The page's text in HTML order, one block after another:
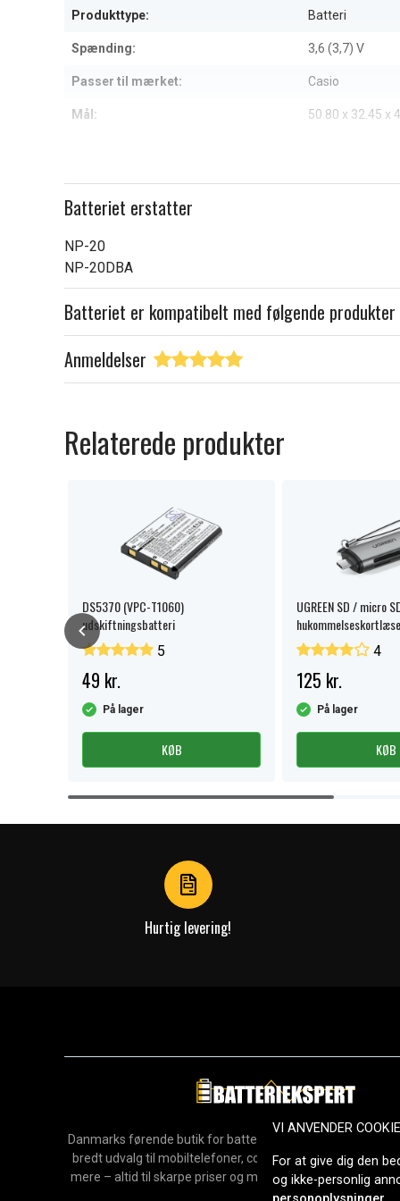
Produkttype: Batteri
Spænding: 3,6 (3,7) V
Passer til mærket: Casio
Mål: 50.80 x 32.45 x
Batteriet erstatter
NP-20
NP-20DBA
Batteriet er kompatibelt med følgende produkter
Anmeldelser
Relaterede produkter
DS5370 (VPC-T1060)
udskiftningsbatteri
5
49 kr.
På lager
KØB
UGREEN SD / micro
USB-A
4
125 kr.
På lager
KØB
Item
Hurtig levering!
Danmarks førende butik for batterier, opladere og
bredt udvalg til mobiltelefoner, computere, værktøj,
mere – altid til skarpe priser og med hurtig levering.
2006.
VI ANVENDER
For at give dig den
og ikke-personlig